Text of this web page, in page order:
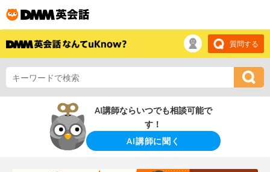
質問する
AI講師ならいつでも相談可能で
す！
AI講師に聞く